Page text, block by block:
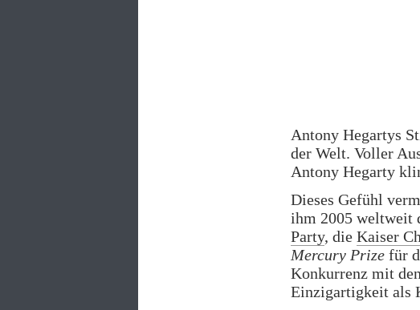
Antony Hegartys
der Welt. Voller
Antony Hegarty
Dieses Gefühl
ihm 2005 weltweit
Party, die Kaiser
Mercury Prize für
Konkurrenz mit
Einzigartigkeit als